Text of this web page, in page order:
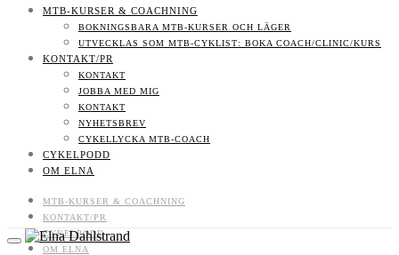
MTB-KURSER & COACHNING
BOKNINGSBARA MTB-KURSER OCH LÄGER
UTVECKLAS SOM MTB-CYKLIST: BOKA COACH/CLINIC/KURS
KONTAKT/PR
KONTAKT
JOBBA MED MIG
KONTAKT
NYHETSBREV
CYKELLYCKA MTB-COACH
CYKELPODD
OM ELNA
MTB-KURSER & COACHNING
KONTAKT/PR
CYKELPODD
OM ELNA